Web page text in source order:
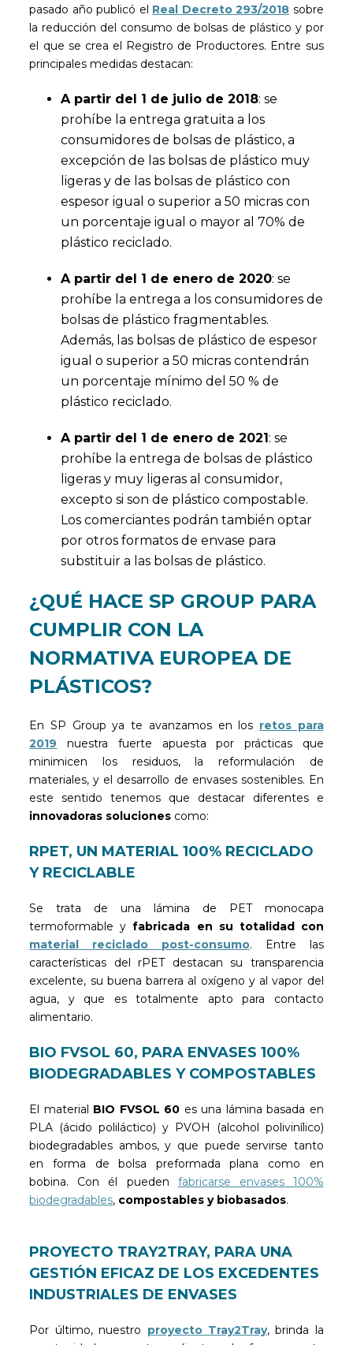
pasado año publicó el Real Decreto 293/2018 sobre
la reducción del consumo de bolsas de plástico y por
el que se crea el Registro de Productores. Entre sus
principales medidas destacan:
A partir del 1 de julio de 2018: se
prohíbe la entrega gratuita a los
consumidores de bolsas de plástico, a
excepción de las bolsas de plástico muy
ligeras y de las bolsas de plástico con
espesor igual o superior a 50 micras con
un porcentaje igual o mayor al 70% de
plástico reciclado.
A partir del 1 de enero de 2020: se
prohíbe la entrega a los consumidores de
bolsas de plástico fragmentables.
Además, las bolsas de plástico de espesor
igual o superior a 50 micras contendrán
un porcentaje mínimo del 50 % de
plástico reciclado.
A partir del 1 de enero de 2021 : se
prohíbe la entrega de bolsas de plástico
ligeras y muy ligeras al consumidor,
excepto si son de plástico compostable.
Los comerciantes podrán también optar
por otros formatos de envase para
substituir a las bolsas de plástico.
¿QUÉ HACE SP GROUP PARA
CUMPLIR CON LA
NORMATIVA EUROPEA DE
PLÁSTICOS?
En SP Group ya te avanzamos en los retos para
2019 nuestra fuerte apuesta por prácticas que
minimicen los residuos, la reformulación de
materiales, y el desarrollo de envases sostenibles. En
este sentido tenemos que destacar diferentes e
innovadoras soluciones como:
RPET, UN MATERIAL 100% RECICLADO
Y RECICLABLE
Se trata de una lámina de PET monocapa
termoformable yfabricada en su totalidad con
material reciclado post-consumo. Entre las
características del rPET destacan su transparencia
excelente, su buena barrera al oxígeno y al vapor del
agua, y que es totalmente apto para contacto
alimentario.
BIO FVSOL 60, PARA ENVASES 100%
BIODEGRADABLES Y COMPOSTABLES
El material BIO FVSOL 60 es una lámina basada en
PLA (ácido poliláctico) y PVOH (alcohol polivinílico)
biodegradables ambos, y que puede servirse tanto
en forma de bolsa preformada plana como en
bobina. Con él pueden fabricarse envases 100%
biodegradables, compostables y biobasados.
PROYECTO TRAY2TRAY, PARA UNA
GESTIÓN EFICAZ DE LOS EXCEDENTES
INDUSTRIALES DE ENVASES
Por último, nuestro proyecto Tray2Tray, brinda la